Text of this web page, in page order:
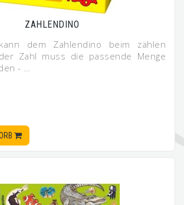
ZAHLENDINO
dem Zahlendino beim zählen
Zahl muss die passende Menge
- …